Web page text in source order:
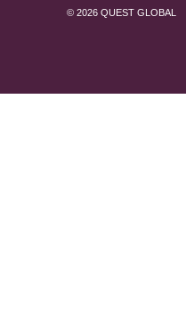
© 2026 QUEST GLOBAL